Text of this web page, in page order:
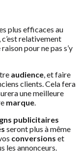
plus efficaces au
c’est relativement
pour ne pas s’y
audience , et faire
clients. Cela fera
une meilleure
marque
publicitaires
seront plus à même
conversions et
les annonceurs.